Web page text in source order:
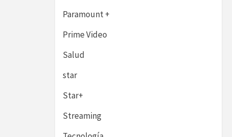
Paramount +
Prime Video
Salud
star
Star+
Streaming